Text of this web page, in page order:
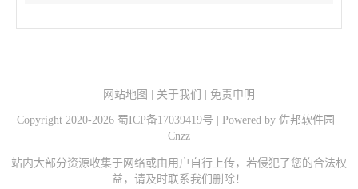
网站地图 关于我们 免责申明
Copyright 2020-2026 蜀ICP备17039419号 | Powered by 佐邦软件园 ·
Cnzz
站内大部分资源收集于网络或由用户自行上传，若侵犯了您的合法权
益，请及时联系我们删除！